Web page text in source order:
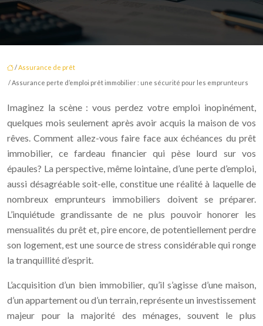
/Assurance de prêt
/ Assurance perte d’emploi prêt immobilier : une sécurité pour les emprunteurs
Imaginez la scène : vous perdez votre emploi inopinément,
quelques mois seulement après avoir acquis la maison de vos
rêves. Comment allez-vous faire face aux échéances du prêt
immobilier, ce fardeau financier qui pèse lourd sur vos
épaules? La perspective, même lointaine, d’une perte d’emploi,
aussi désagréable soit-elle, constitue une réalité à laquelle de
nombreux emprunteurs immobiliers doivent se préparer.
L’inquiétude grandissante de ne plus pouvoir honorer les
mensualités du prêt et, pire encore, de potentiellement perdre
son logement, est une source de stress considérable qui ronge
la tranquillité d’esprit.
L’acquisition d’un bien immobilier, qu’il s’agisse d’une maison,
d’un appartement ou d’un terrain, représente un investissement
majeur pour la majorité des ménages, souvent le plus